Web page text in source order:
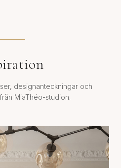
designanteckningar och
MiaThéo-studion.